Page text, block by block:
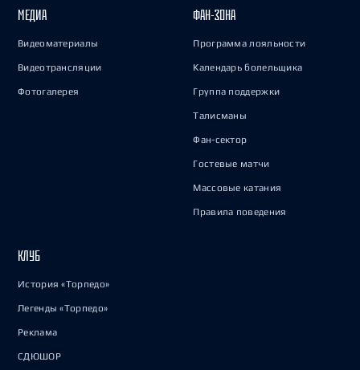
МЕДИА
Видеоматериалы
Видеотрансляции
Фотогалерея
ФАН-ЗОНА
Программа лояльности
Календарь болельщика
Группа поддержки
Талисманы
Фан-сектор
Гостевые матчи
Массовые катания
Правила поведения
КЛУБ
История «Торпедо»
Легенды «Торпедо»
Реклама
СДЮШОР